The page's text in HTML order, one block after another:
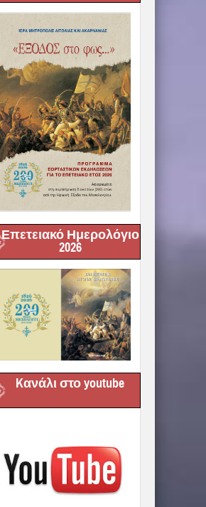
Επετειακό Ημερολόγιο
2026
Kανάλι στο youtube